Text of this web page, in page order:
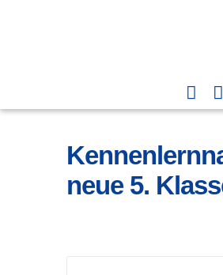
neue 5.